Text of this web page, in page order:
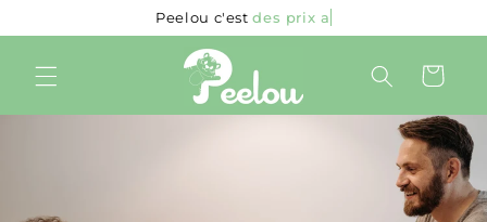
contenu
Peelou c'estdes prix attractifs !
Panier